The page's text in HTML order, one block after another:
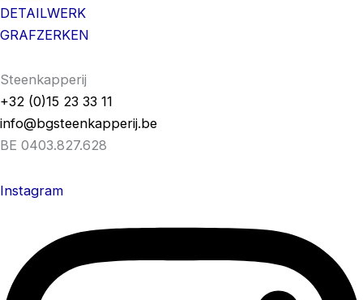
DETAILWERK
GRAFZERKEN
Steenkapperij
+32 (0)15 23 33 11
info@bgsteenkapperij.be
BE 0403.827.628
Instagram